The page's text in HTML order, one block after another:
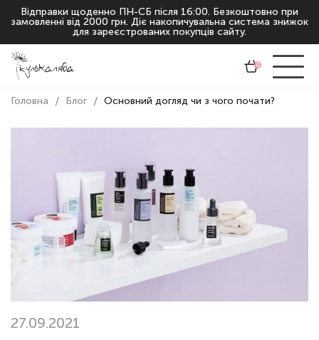
Відправки щоденно ПН-СБ після 16:00. Безкоштовно при
замовленні від 2000 грн. Діє накопичувальна система знижок
для зареєстрованих покупців сайту.
0
Головна Блог Основний догляд чи з чого почати?
27.09.2021